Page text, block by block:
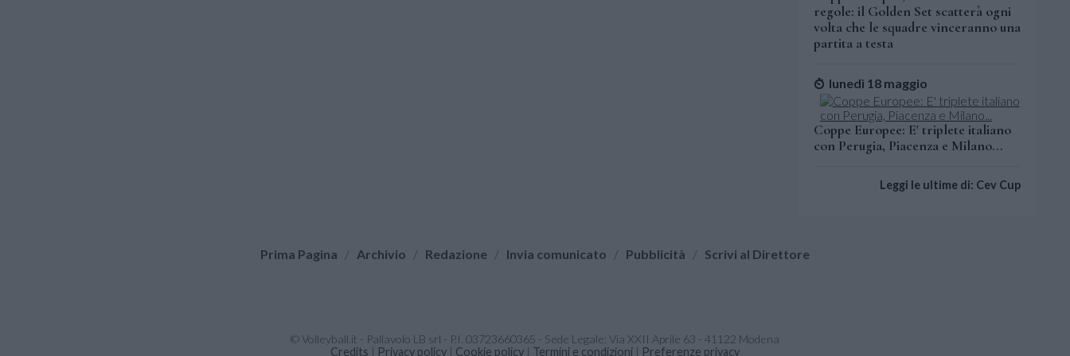
regole: il Golden Set scatterà ogni
volta che le squadre vinceranno una
partita a testa
lunedì 18 maggio
Coppe Europee: E' triplete italiano
con Perugia, Piacenza e Milano...
Leggi le ultime di: Cev Cup
Prima Pagina / Archivio / Redazione / Invia comunicato / Pubblicità / Scrivi al Direttore
© Volleyball.it - Pallavolo LB srl - P.I. 03723660365 - Sede Legale: Via XXII Aprile 63 - 41122 Modena
Credits | Privacy policy | Cookie policy | Termini e condizioni | Preferenze privacy